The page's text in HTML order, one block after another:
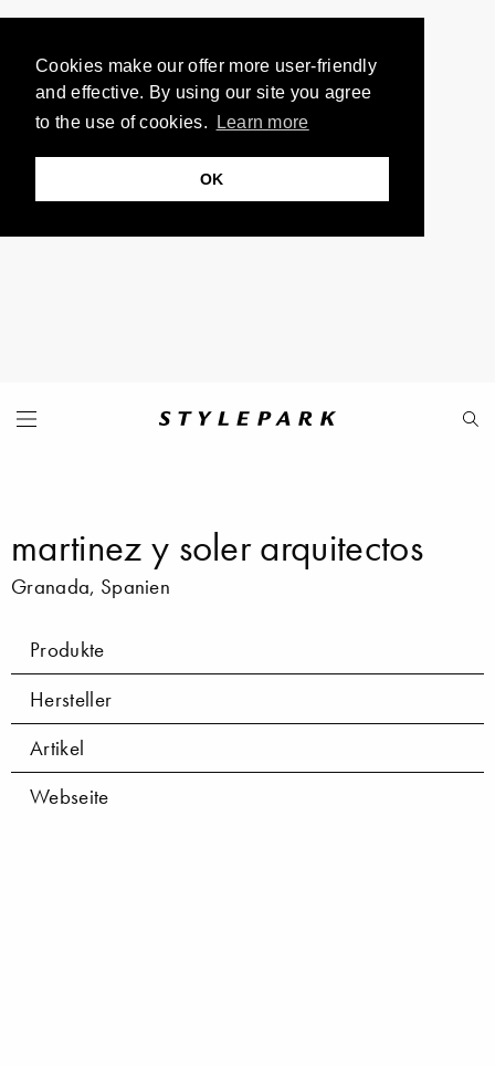
Cookies make our offer more user-friendly
and effective. By using our site you agree
to the use of cookies.
Learn more
OK
martinez y soler arquitectos
Granada, Spanien
Produkte
Hersteller
Artikel
Webseite